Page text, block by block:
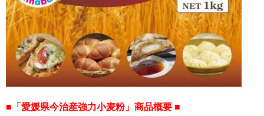
■「愛媛県今治産強力小麦粉」商品概要 ■